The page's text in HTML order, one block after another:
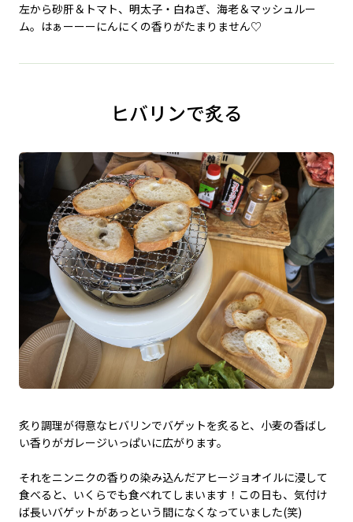
左から砂肝＆トマト、明太子・白ねぎ、海老＆マッシュルー
ム。はぁーーーにんにくの香りがたまりません♡
ヒバリンで炙る
炙り調理が得意なヒバリンでバゲットを炙ると、小麦の香ばし
い香りがガレージいっぱいに広がります。
それをニンニクの香りの染み込んだアヒージョオイルに浸して
食べると、いくらでも食べれてしまいます！この日も、気付け
ば長いバゲットがあっという間になくなっていました(笑)